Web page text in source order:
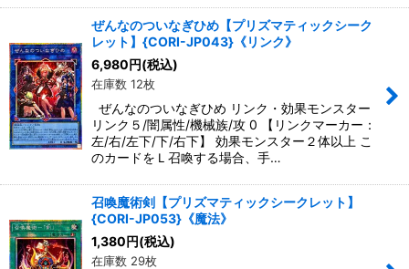
ぜんなのついなぎひめ【プリズマティックシーク
レット】{CORI-JP043}《リンク》
6,980円(税込)
在庫数 12枚
ぜんなのついなぎひめ リンク・効果モンスター
リンク５/闇属性/機械族/攻 0 【リンクマーカー：
左/右/左下/下/右下】 効果モンスター２体以上 こ
のカードをＬ召喚する場合、手…
召喚魔術剣【プリズマティックシークレット】
{CORI-JP053}《魔法》
1,380円(税込)
在庫数 29枚